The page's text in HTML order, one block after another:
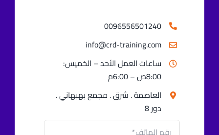
0096556501240⁩
info@crd-training.com
ساعات العمل الأحد – الخميس:
8:00ص – 6:00م
العاصمة . شرق . مجمع بهبهاني .
دور 8